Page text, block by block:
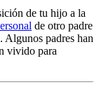
de tu hijo a la
de otro padre
Algunos padres han
vivido para